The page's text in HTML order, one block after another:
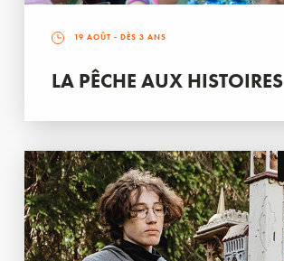
19 AOÛT - DÈS 3 ANS
LA PÊCHE AUX HISTOIRES